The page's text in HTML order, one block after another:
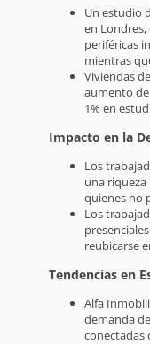
Un estudio
en Londres,
periféricas
mientras
Viviendas
aumento
1% en
Impacto en la
Los
una riqueza
quienes no
Los
reubicarse
Tendencias en
Alfa
demanda
conectadas